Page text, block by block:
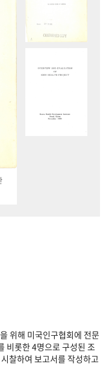
위해 미국인구협회에 전문
비롯한 4명으로 구성된 조
찰하여 보고서를 작성하고